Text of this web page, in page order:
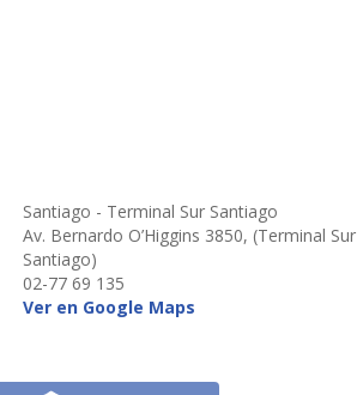
Santiago - Terminal Sur Santiago
Av. Bernardo O’Higgins 3850, (Terminal Sur
Santiago)
02-77 69 135
Ver en Google Maps